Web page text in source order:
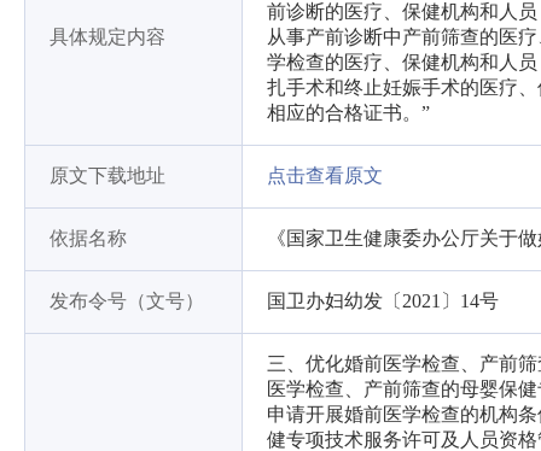
具体规定内容
前诊断的医疗、保健机构和人
从事产前诊断中产前筛查的医
学检查的医疗、保健机构和人
扎手术和终止妊娠手术的医疗
相应的合格证书。”
原文下载地址 点击查看原文
依据名称 《国家卫生健康委办公厅关于
发布令号（文号） 国卫办妇幼发〔2021〕14号
三、优化婚前医学检查、产前
医学检查、产前筛查的母婴保
申请开展婚前医学检查的机构
健专项技术服务许可及人员资